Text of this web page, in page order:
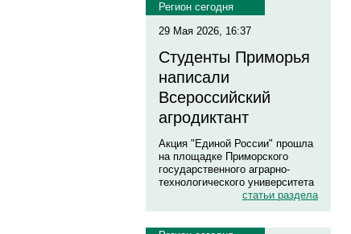
Регион сегодня
29 Мая 2026, 16:37
Студенты Приморья
написали
Всероссийский
агродиктант
Акция "Единой России" прошла
на площадке Приморского
государственного аграрно-
технологического университета
статьи раздела